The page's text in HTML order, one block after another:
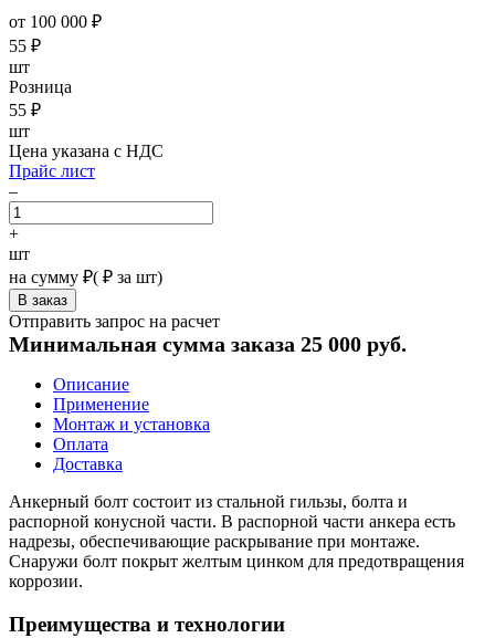
от 100 000 ₽
55 ₽
шт
Розница
55 ₽
шт
Цена указана с НДС
Прайс лист
–
+
шт
на сумму ₽( ₽ за шт)
Отправить запрос на расчет
Минимальная сумма заказа 25 000 руб.
Описание
Применение
Монтаж и установка
Оплата
Доставка
Анкерный болт состоит из стальной гильзы, болта и
распорной конусной части. В распорной части анкера есть
надрезы, обеспечивающие раскрывание при монтаже.
Снаружи болт покрыт желтым цинком для предотвращения
коррозии.
Преимущества и технологии